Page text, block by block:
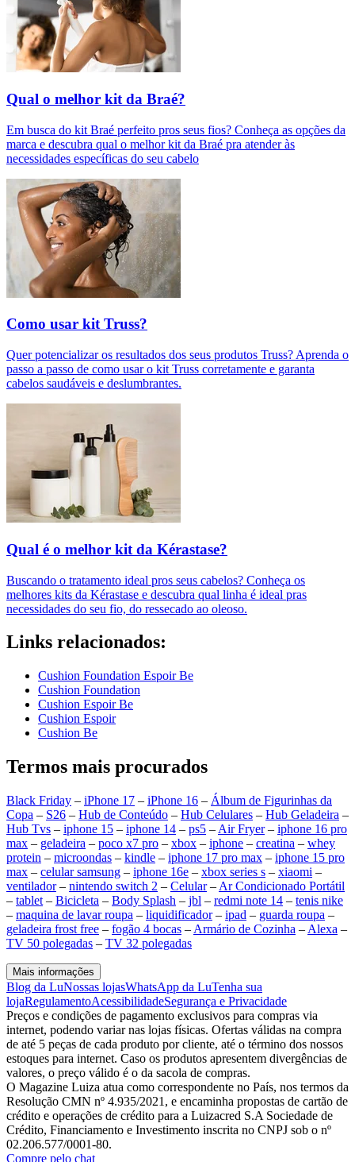
Qual o melhor kit da Braé?
Em busca do kit Braé perfeito pros seus fios? Conheça as opções da
marca e descubra qual o melhor kit da Braé pra atender às
necessidades específicas do seu cabelo
Como usar kit Truss?
Quer potencializar os resultados dos seus produtos Truss? Aprenda o
passo a passo de como usar o kit Truss corretamente e garanta
cabelos saudáveis e deslumbrantes.
Qual é o melhor kit da Kérastase?
Buscando o tratamento ideal pros seus cabelos? Conheça os
melhores kits da Kérastase e descubra qual linha é ideal pras
necessidades do seu fio, do ressecado ao oleoso.
Links relacionados:
Cushion Foundation Espoir Be
Cushion Foundation
Cushion Espoir Be
Cushion Espoir
Cushion Be
Termos mais procurados
Black Friday – iPhone 17 – iPhone 16 – Álbum de Figurinhas da
Copa – S26 – Hub de Conteúdo – Hub Celulares – Hub Geladeira –
Hub Tvs – iphone 15 – iphone 14 – ps5 – Air Fryer– iphone 16 pro
max – geladeira – poco x7 pro – xbox – iphone – creatina – whey
protein – microondas – kindle – iphone 17 pro max – iphone 15 pro
max – celular samsung – iphone 16e – xbox series s – xiaomi –
ventilador– nintendo switch 2 – Celular– Ar Condicionado Portátil
– tablet – Bicicleta – Body Splash – jbl – redmi note 14 – tenis nike
– maquina de lavar roupa – liquidificador– ipad – guarda roupa –
geladeira frost free – fogão 4 bocas – Armário de Cozinha – Alexa –
TV 50 polegadas – TV 32 polegadas
Mais informações
Blog da LuNossas lojasWhatsApp da LuTenha sua
lojaRegulamentoAcessibilidadeSegurança e Privacidade
Preços e condições de pagamento exclusivos para compras via
internet, podendo variar nas lojas físicas. Ofertas válidas na compra
de até 5 peças de cada produto por cliente, até o término dos nossos
estoques para internet. Caso os produtos apresentem divergências de
valores, o preço válido é o da sacola de compras.
O Magazine Luiza atua como correspondente no País, nos termos da
Resolução CMN nº 4.935/2021, e encaminha propostas de cartão de
crédito e operações de crédito para a Luizacred S.A Sociedade de
Crédito, Financiamento e Investimento inscrita no CNPJ sob o nº
02.206.577/0001-80.
Compre pelo chat